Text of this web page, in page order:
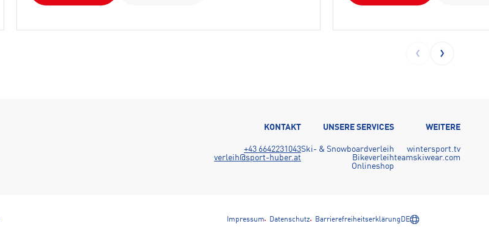
KONTAKT
+43 6642231043
verleih@sport-huber.at
UNSERE SERVICES
Ski- & Snowboardverleih
Bikeverleih
Onlineshop
WEITERE
wintersport.tv
teamskiwear.com
Impressum Datenschutz Barrierefreiheitserklärung DE